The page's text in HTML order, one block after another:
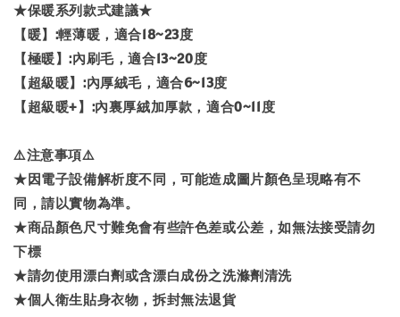
★保暖系列款式建議★
【暖】:輕薄暖，適合18~23度
【極暖】:內刷毛，適合13~20度
【超級暖】:內厚絨毛，適合6~13度
【超級暖+】:內裏厚絨加厚款，適合0~11度
⚠️注意事項⚠️
★因電子設備解析度不同，可能造成圖片顏色呈現略有不
同，請以實物為準。
★商品顏色尺寸難免會有些許色差或公差，如無法接受請勿
下標
★請勿使用漂白劑或含漂白成份之洗滌劑清洗
★個人衛生貼身衣物，拆封無法退貨